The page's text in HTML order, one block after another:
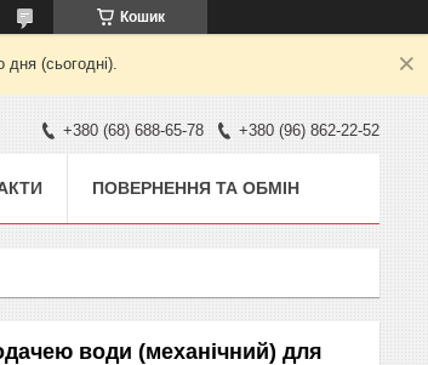
Кошик
дня (сьогодні).
+380 (68) 688-65-78 +380 (96) 862-22-52
ПОВЕРНЕННЯ ТА ОБМІН
води (механічний) для